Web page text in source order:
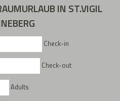
IN ST.VIGIL
Check-in
Check-out
Adults